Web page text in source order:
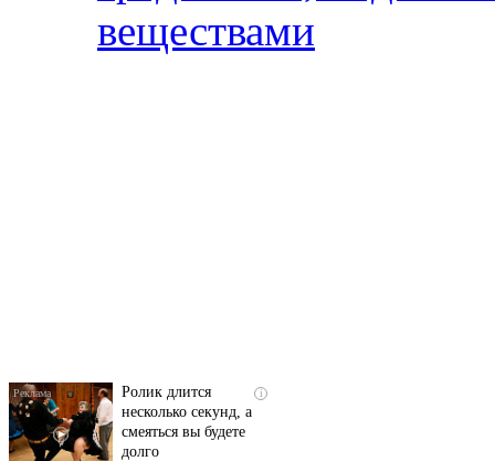
веществами
i
Ролик длится
несколько секунд, а
смеяться вы будете
долго